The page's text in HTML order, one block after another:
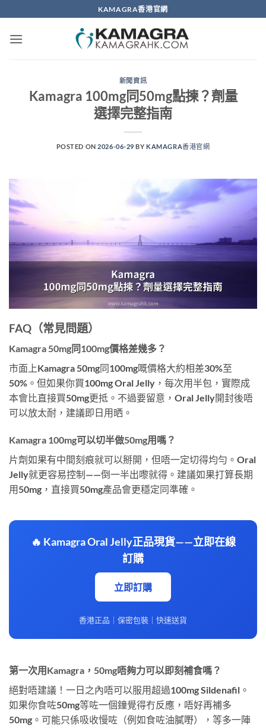
to
content
KAMAGRA香港官網
新聞資訊
Kamagra 100mg同50mg點揀？劑量
選擇完整指南
POSTED ON2026-06-29 BYKAMAGRA香港官網
FAQ（常見問題）
Kamagra 50mg同100mg價格差幾多？
市面上Kamagra 50mg同100mg嘅價格大約相差30%至
50%。但如果你買100mg Oral Jelly，每次用半包，實際成
本會比直接買50mg更抵。不過要留意，Oral Jelly開封後唔
可以放太耐，建議即日用晒。
Kamagra 100mg可以切半做50mg用嗎？
片劑如果有中間刻痕就可以掰開，但唔一定切得均勻。Oral
Jelly就更容易控制——倒一半出嚟就得。建議如果打算長期
用50mg，直接買50mg產品會更穩定同準確。
🔥 Kamagra Oral Jelly正品現貨——立即在線
訂購
立即訂購
香港正品｜保密包裝｜快速送貨
第一次用Kamagra，50mg唔夠力可以即刻補食嗎？
絕對唔建議！一日之內唔可以服用超過100mg Sildenafil。
如果你食咗50mg等咗一個鐘覺得冇反應，唔好再補多
50mg。可能只係吸收慢咗（例如食咗油膩嘢），等多一陣